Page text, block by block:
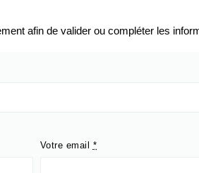
afin de valider ou compléter les
Votre email *